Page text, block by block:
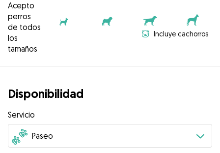
Acepto
perros
de todos
los
tamaños
Incluye cachorros
Disponibilidad
Servicio